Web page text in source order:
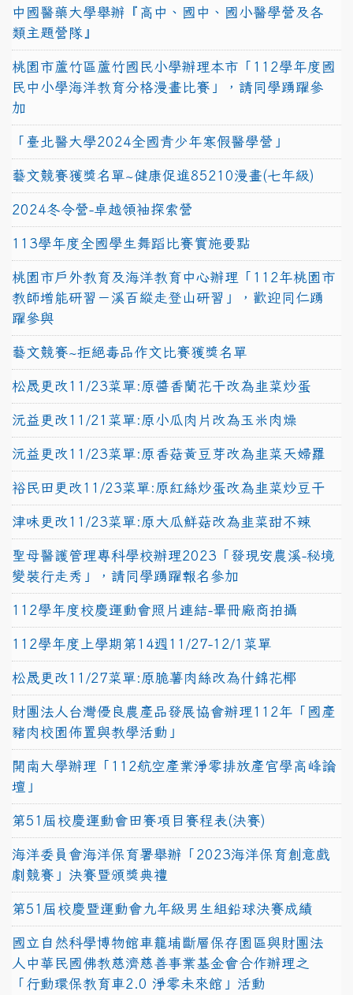
中國醫藥大學舉辦『高中、國中、國小醫學營及各
類主題營隊』
桃園市蘆竹區蘆竹國民小學辦理本市「112學年度國
民中小學海洋教育分格漫畫比賽」，請同學踴躍參
加
「臺北醫大學2024全國青少年寒假醫學營」
藝文競賽獲獎名單~健康促進85210漫畫(七年級)
2024冬令營-卓越領袖探索營
113學年度全國學生舞蹈比賽實施要點
桃園市戶外教育及海洋教育中心辦理「112年桃園市
教師增能研習－溪百縱走登山研習」，歡迎同仁踴
躍參與
藝文競賽~拒絕毒品作文比賽獲獎名單
松晟更改11/23菜單:原醬香蘭花干改為韭菜炒蛋
沅益更改11/21菜單:原小瓜肉片改為玉米肉燥
沅益更改11/23菜單:原香菇黃豆芽改為韭菜天婦羅
裕民田更改11/23菜單:原紅絲炒蛋改為韭菜炒豆干
津味更改11/23菜單:原大瓜鮮菇改為韭菜甜不辣
聖母醫護管理專科學校辦理2023「發現安農溪-秘境
變裝行走秀」，請同學踴躍報名參加
112學年度校慶運動會照片連結-畢冊廠商拍攝
112學年度上學期第14週11/27-12/1菜單
松晟更改11/27菜單:原脆薯肉絲改為什錦花椰
財團法人台灣優良農產品發展協會辦理112年「國產
豬肉校園佈置與教學活動」
開南大學辦理「112航空產業淨零排放產官學高峰論
壇」
第51屆校慶運動會田賽項目賽程表(決賽)
海洋委員會海洋保育署舉辦「2023海洋保育創意戲
劇競賽」決賽暨頒獎典禮
第51屆校慶暨運動會九年級男生組鉛球決賽成績
國立自然科學博物館車籠埔斷層保存園區與財團法
人中華民國佛教慈濟慈善事業基金會合作辦理之
「行動環保教育車2.0 淨零未來館」活動